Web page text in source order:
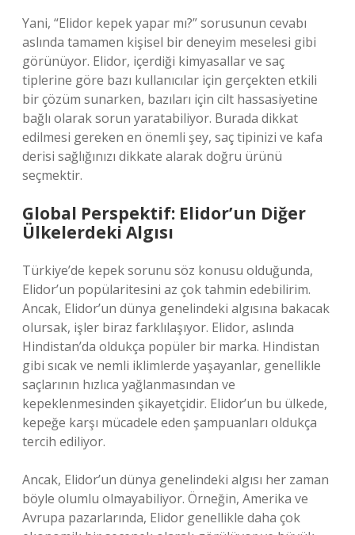
Yani, “Elidor kepek yapar mı?” sorusunun cevabı
aslında tamamen kişisel bir deneyim meselesi gibi
görünüyor. Elidor, içerdiği kimyasallar ve saç
tiplerine göre bazı kullanıcılar için gerçekten etkili
bir çözüm sunarken, bazıları için cilt hassasiyetine
bağlı olarak sorun yaratabiliyor. Burada dikkat
edilmesi gereken en önemli şey, saç tipinizi ve kafa
derisi sağlığınızı dikkate alarak doğru ürünü
seçmektir.
Global Perspektif: Elidor’un Diğer
Ülkelerdeki Algısı
Türkiye’de kepek sorunu söz konusu olduğunda,
Elidor’un popülaritesini az çok tahmin edebilirim.
Ancak, Elidor’un dünya genelindeki algısına bakacak
olursak, işler biraz farklılaşıyor. Elidor, aslında
Hindistan’da oldukça popüler bir marka. Hindistan
gibi sıcak ve nemli iklimlerde yaşayanlar, genellikle
saçlarının hızlıca yağlanmasından ve
kepeklenmesinden şikayetçidir. Elidor’un bu ülkede,
kepeğe karşı mücadele eden şampuanları oldukça
tercih ediliyor.
Ancak, Elidor’un dünya genelindeki algısı her zaman
böyle olumlu olmayabiliyor. Örneğin, Amerika ve
Avrupa pazarlarında, Elidor genellikle daha çok